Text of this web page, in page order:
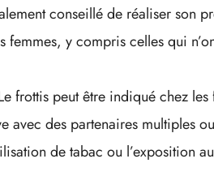
conseillé de réaliser son
femmes, y compris celles qui
frottis peut être indiqué chez les
avec des partenaires multiples
de tabac ou l’exposition